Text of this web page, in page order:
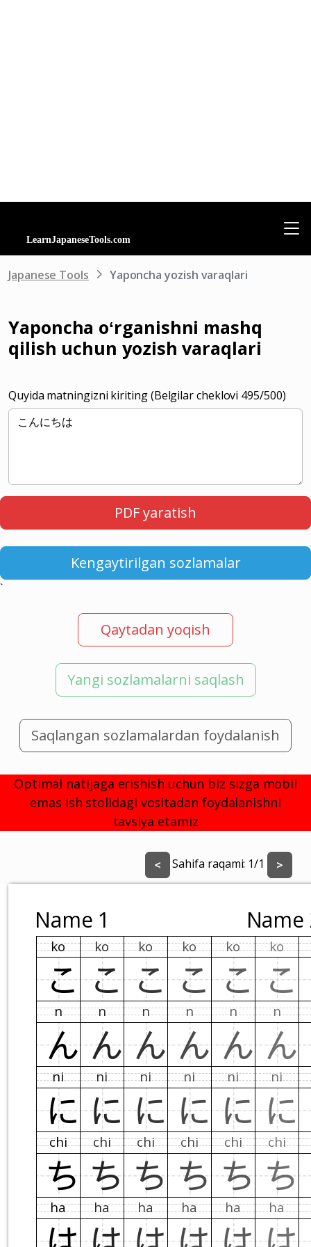
Japanese Tools Yaponcha yozish varaqlari
Yaponcha oʻrganishni mashq
qilish uchun yozish varaqlari
Quyida matningizni kiriting (Belgilar cheklovi 495/500)
PDF yaratish
Kengaytirilgan sozlamalar
`
Qaytadan yoqish
Yangi sozlamalarni saqlash
Saqlangan sozlamalardan foydalanish
Optimal natijaga erishish uchun biz sizga mobil
emas ish stolidagi vositadan foydalanishni
tavsiya etamiz
< Sahifa raqami: 1/1 >
Name 1 Name
ko ko ko ko ko ko
こ こ こ こ こ こ
n n n n n n
ん ん ん ん ん ん
ni ni ni ni ni ni
に に に に に に
chi chi chi chi chi chi
ち ち ち ち ち ち
ha ha ha ha ha ha